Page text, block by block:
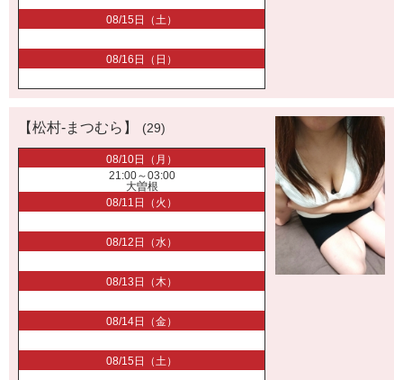
08/15日（土）
08/16日（日）
【松村-まつむら】 (29)
08/10日（月）
21:00～03:00
大曽根
08/11日（火）
08/12日（水）
08/13日（木）
08/14日（金）
08/15日（土）